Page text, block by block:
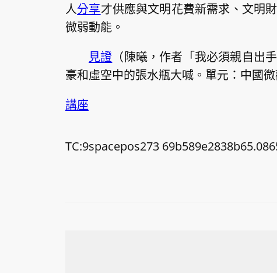
人分享才供應與文明花費新需求、文明
微弱動能。
見證 （陳曦， 作者「我必須親自出
豪和虛空中的張水瓶大喊。單元：中國
講座
TC:9spacepos273